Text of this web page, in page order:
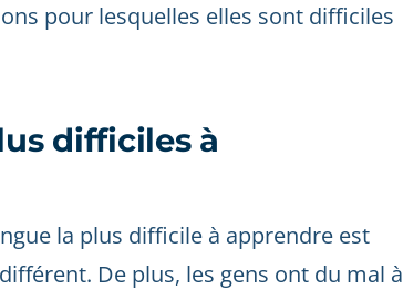
pour lesquelles elles sont difficiles
difficiles à
la plus difficile à apprendre est
De plus, les gens ont du mal à